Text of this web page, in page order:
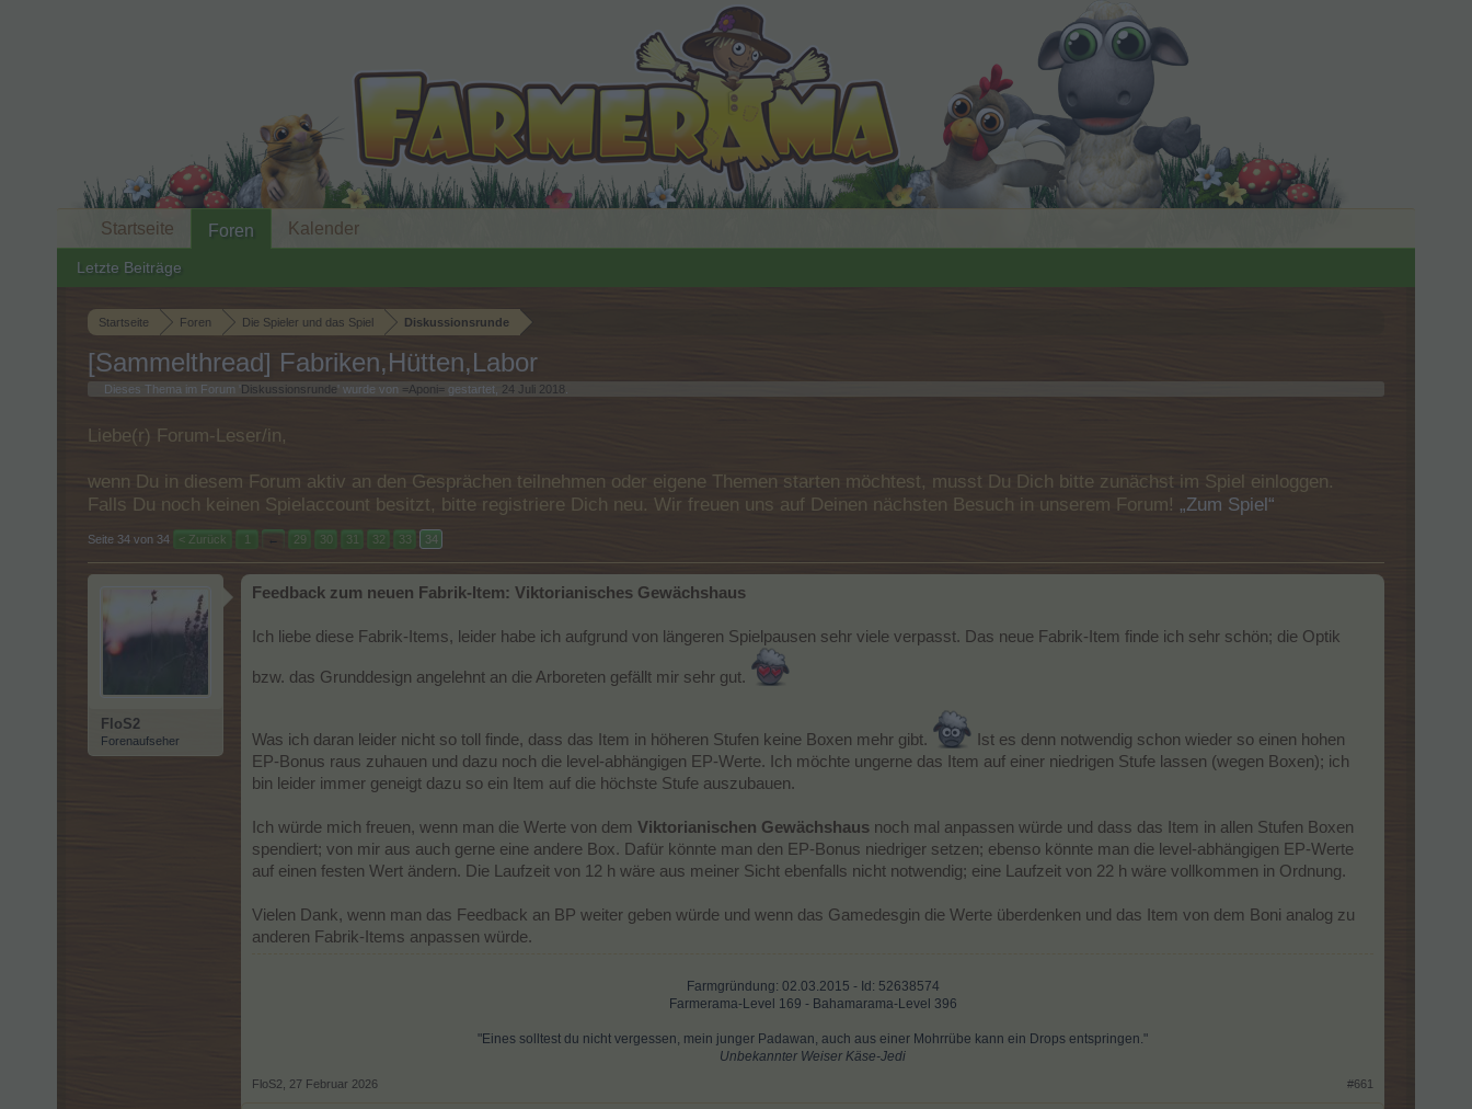
Startseite Foren Die Spieler und das Spiel Diskussionsrunde
[Sammelthread] Fabriken,Hütten,Labor
Dieses Thema im Forum ' Diskussionsrunde ' wurde von =Aponi= gestartet, 24 Juli 2018
Liebe(r) Forum-Leser/in,
wenn Du in diesem Forum aktiv an den Gesprächen teilnehmen oder eigene Themen starten möchtest, musst Du Dich bitte zunächst im Spiel einloggen.
Falls Du noch keinen Spielaccount besitzt, bitte registriere Dich neu. Wir freuen uns auf Deinen nächsten Besuch in unserem Forum! „Zum Spiel“
Seite 34 von 34 < Zurück 1 ← 29 30 31 32 33 34
FloS2
Forenaufseher
Feedback zum neuen Fabrik-Item: Viktorianisches Gewächshaus
Ich liebe diese Fabrik-Items, leider habe ich aufgrund von längeren Spielpausen sehr viele verpasst. Das neue Fabrik-Item finde ich sehr schön; die Optik
bzw. das Grunddesign angelehnt an die Arboreten gefällt mir sehr gut.
Was ich daran leider nicht so toll finde, dass das Item in höheren Stufen keine Boxen mehr gibt.
Ist es denn notwendig schon wieder so einen hohen
EP-Bonus raus zuhauen und dazu noch die level-abhängigen EP-Werte. Ich möchte ungerne das Item auf einer niedrigen Stufe lassen (wegen Boxen); ich
bin leider immer geneigt dazu so ein Item auf die höchste Stufe auszubauen.
Ich würde mich freuen, wenn man die Werte von dem Viktorianischen Gewächshaus noch mal anpassen würde und dass das Item in allen Stufen Boxen
spendiert; von mir aus auch gerne eine andere Box. Dafür könnte man den EP-Bonus niedriger setzen; ebenso könnte man die level-abhängigen EP-Werte
auf einen festen Wert ändern. Die Laufzeit von 12 h wäre aus meiner Sicht ebenfalls nicht notwendig; eine Laufzeit von 22 h wäre vollkommen in Ordnung.
Vielen Dank, wenn man das Feedback an BP weiter geben würde und wenn das Gamedesgin die Werte überdenken und das Item von dem Boni analog zu
anderen Fabrik-Items anpassen würde.
Farmgründung: 02.03.2015 - Id: 52638574
Farmerama-Level 169 - Bahamarama-Level 396
"Eines solltest du nicht vergessen, mein junger Padawan, auch aus einer Mohrrübe kann ein Drops entspringen."
Unbekannter Weiser Käse-Jedi
FloS2 27 Februar 2026 #661
Startseite Foren
Letzte Beiträge
Kalender